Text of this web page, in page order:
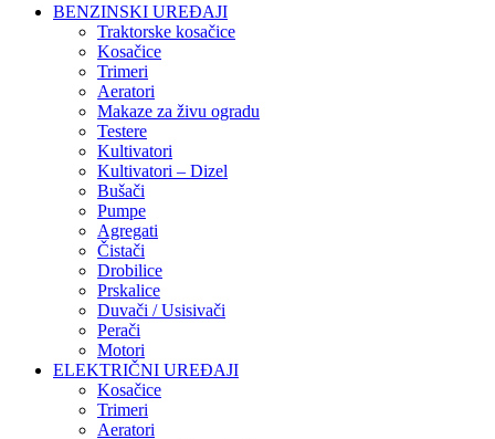
BENZINSKI UREĐAJI
Traktorske kosačice
Kosačice
Trimeri
Aeratori
Makaze za živu ogradu
Testere
Kultivatori
Kultivatori – Dizel
Bušači
Pumpe
Agregati
Čistači
Drobilice
Prskalice
Duvači / Usisivači
Perači
Motori
ELEKTRIČNI UREĐAJI
Kosačice
Trimeri
Aeratori